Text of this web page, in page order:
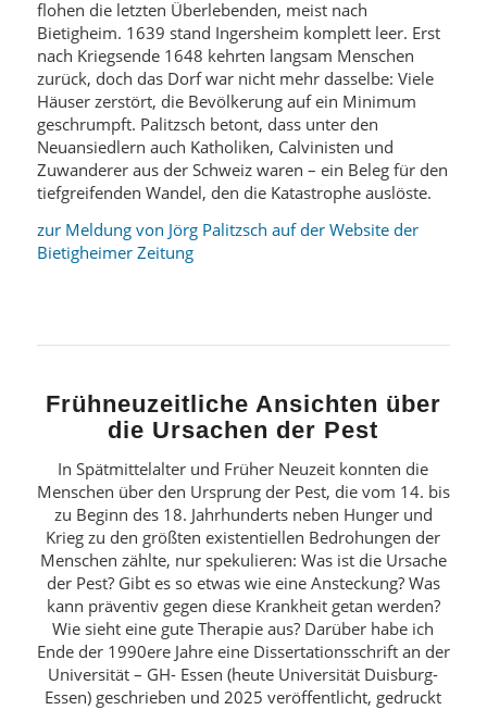
flohen die letzten Überlebenden, meist nach
Bietigheim. 1639 stand Ingersheim komplett leer. Erst
nach Kriegsende 1648 kehrten langsam Menschen
zurück, doch das Dorf war nicht mehr dasselbe: Viele
Häuser zerstört, die Bevölkerung auf ein Minimum
geschrumpft. Palitzsch betont, dass unter den
Neuansiedlern auch Katholiken, Calvinisten und
Zuwanderer aus der Schweiz waren – ein Beleg für den
tiefgreifenden Wandel, den die Katastrophe auslöste.
zur Meldung von Jörg Palitzsch auf der Website der
Bietigheimer Zeitung
Frühneuzeitliche Ansichten über
die Ursachen der Pest
In Spätmittelalter und Früher Neuzeit konnten die
Menschen über den Ursprung der Pest, die vom 14. bis
zu Beginn des 18. Jahrhunderts neben Hunger und
Krieg zu den größten existentiellen Bedrohungen der
Menschen zählte, nur spekulieren: Was ist die Ursache
der Pest? Gibt es so etwas wie eine Ansteckung? Was
kann präventiv gegen diese Krankheit getan werden?
Wie sieht eine gute Therapie aus? Darüber habe ich
Ende der 1990ere Jahre eine Dissertationsschrift an der
Universität – GH- Essen (heute Universität Duisburg-
Essen) geschrieben und 2025 veröffentlicht, gedruckt